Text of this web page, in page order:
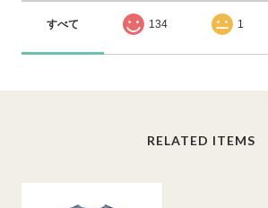
すべて 134 1
RELATED ITEMS